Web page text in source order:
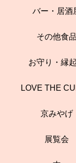
バー・居酒
その他食品
お守り・縁
LOVE THE
京みやげ
展覧会